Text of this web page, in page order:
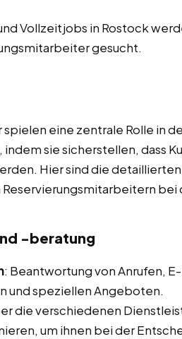
Vollzeitjobs in Rostock
gesucht.
eine zentrale Rolle in
sie sicherstellen, dass
Hier sind die
bei
-beratung
: Beantwortung von Anrufen,
und speziellen Angeboten.
die verschiedenen
um ihnen bei der